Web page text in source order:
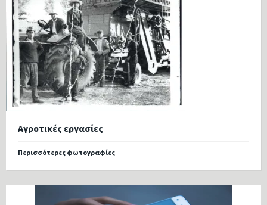
Αγροτικές εργασίες
Περισσότερες φωτογραφίες